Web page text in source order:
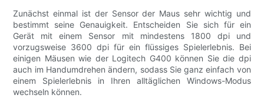
Zunächst einmal ist der Sensor der Maus sehr wichtig und
bestimmt seine Genauigkeit. Entscheiden Sie sich für ein
Gerät mit einem Sensor mit mindestens 1800 dpi und
vorzugsweise 3600 dpi für ein flüssiges Spielerlebnis. Bei
einigen Mäusen wie der Logitech G400 können Sie die dpi
auch im Handumdrehen ändern, sodass Sie ganz einfach von
einem Spielerlebnis in Ihren alltäglichen Windows-Modus
wechseln können.